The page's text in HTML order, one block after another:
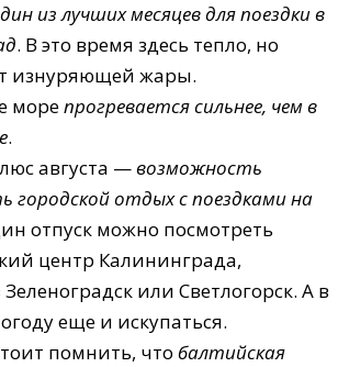
из лучших месяцев для поездки в
. В это время здесь тепло, но
изнуряющей жары.
морепрогревается сильнее, чем в
.
августа —возможность
городской отдых с поездками на
отпуск можно посмотреть
центр Калининграда,
или Светлогорск. А в
еще и искупаться.
помнить, что балтийская